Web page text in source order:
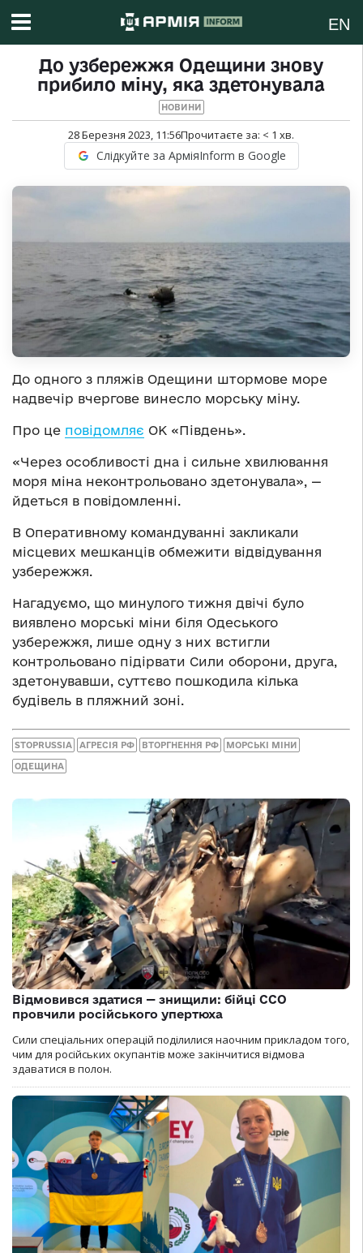
EN
До узбережжя Одещини знову
прибило міну, яка здетонувала
НОВИНИ
28 Березня 2023, 11:56Прочитаєте за: < 1 хв.
Слідкуйте за АрміяInform в Google
До одного з пляжів Одещини штормове море
надвечір вчергове винесло морську міну.
Про це повідомляє ОК «Південь».
«Через особливості дна і сильне хвилювання
моря міна неконтрольовано здетонувала», —
йдеться в повідомленні.
В Оперативному командуванні закликали
місцевих мешканців обмежити відвідування
узбережжя.
Нагадуємо, що минулого тижня двічі було
виявлено морські міни біля Одеського
узбережжя, лише одну з них встигли
контрольовано підірвати Сили оборони, друга,
здетонувавши, суттєво пошкодила кілька
будівель в пляжний зоні.
STOPRUSSIA АГРЕСІЯ РФ ВТОРГНЕННЯ РФ МОРСЬКІ МІНИ
ОДЕЩИНА
Відмовився здатися — знищили: бійці ССО
провчили російського упертюха
Сили спеціальних операцій поділилися наочним прикладом того,
чим для російських окупантів може закінчитися відмова
здаватися в полон.